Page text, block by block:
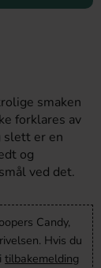
smaken
forklares av
slett er en
og
ved det.
Candy,
Hvis du
tilbakemelding